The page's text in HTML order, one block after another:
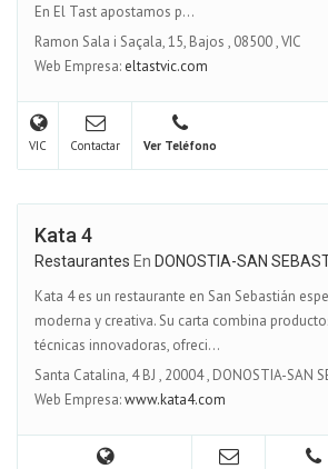
En El Tast apostamos p...
Ramon Sala i Saçala, 15, Bajos , 08500,VIC
Web Empresa: eltastvic.com
VIC Contactar Ver Teléfono
Kata 4
Restaurantes En DONOSTIA-SAN
Kata 4 es un restaurante en San Sebastián
moderna y creativa. Su carta combina
técnicas innovadoras, ofreci...
Santa Catalina, 4 BJ , 20004, DONOSTIA-SAN
Web Empresa:www.kata4.com